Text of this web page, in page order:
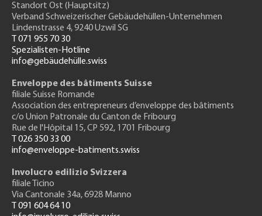
Standort Ost (Hauptsitz)
Verband Schweizerischer Gebäudehüllen-Unternehmen
Lindenstrasse 4, 9240 Uzwil SG
T 071 955 70 30
Spezialisten-Hotline
info@gebäudehülle.swiss
Enveloppe des bâtiments Suisse
filiale Suisse Romande
Association des entrepreneurs d’enveloppe des bâtiments
c/o Union Patronale du Canton de Fribourg
Rue de l'Hôpital 15, CP 592, 1701 Fribourg
T 026 350 33 00
info@enveloppe-batiments.swiss
Involucro edilizio Svizzera
filiale Ticino
Via Cantonale 34a, 6928 Manno
T 091 604 64 10